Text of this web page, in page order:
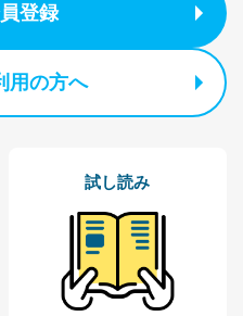
登録
用の方へ
試し読み